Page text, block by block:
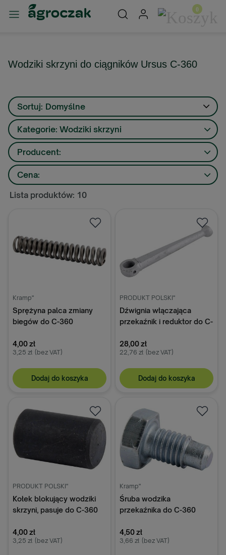
Wodziki skrzyni do ciągników Ursus C-360
Sortuj: Domyślne
Kategorie: Wodziki skrzyni
Producent:
Cena:
Lista produktów: 10
Kramp"
Sprężyna palca zmiany
biegów do C-360
4,00 zł
3,25 zł (bez VAT)
Dodaj do koszyka
PRODUKT POLSKI"
Dźwignia włączająca
przekaźnik i reduktor do C-
28,00 zł
22,76 zł (bez VAT)
Dodaj do koszyka
PRODUKT POLSKI"
Kołek blokujący wodziki
skrzyni, pasuje do C-360
4,00 zł
3,25 zł (bez VAT)
Kramp"
Śruba wodzika
przekaźnika do C-360
4,50 zł
3,66 zł (bez VAT)